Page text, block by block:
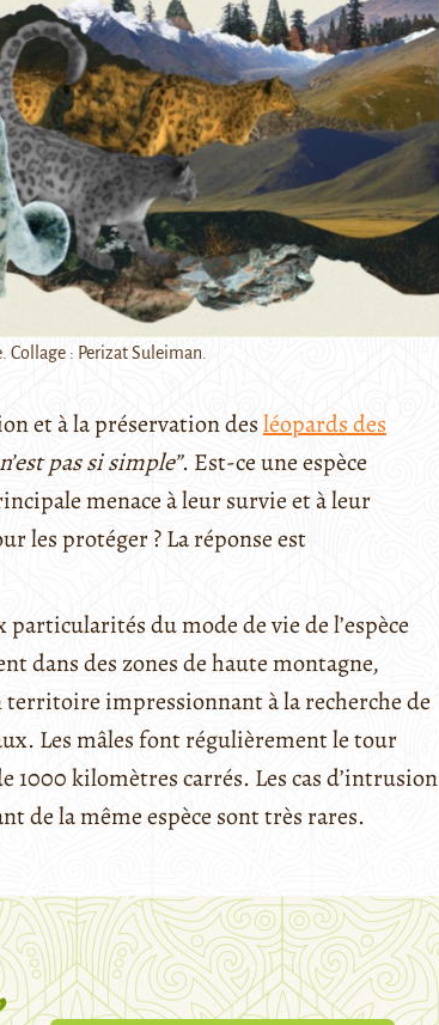
Collage : Perizat Suleiman.
et à la préservation desléopards des
pas si simple”. Est-ce une espèce
menace à leur survie et à leur
les protéger ? La réponse est
du mode de vie de l’espèce
dans des zones de haute montagne,
impressionnant à la recherche de
Les mâles font régulièrement le tour
1000 kilomètres carrés. Les cas d’intrusion
de la même espèce sont très rares.